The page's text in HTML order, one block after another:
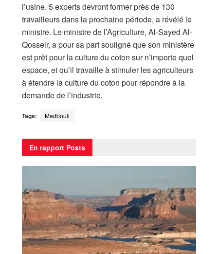
l’usine. 5 experts devront former près de 130
travailleurs dans la prochaine période, a révélé le
ministre. Le ministre de l’Agriculture, Al-Sayed Al-
Qosseir, a pour sa part souligné que son ministère
est prêt pour la culture du coton sur n’importe quel
espace, et qu’il travaille à stimuler les agriculteurs
à étendre la culture du coton pour répondre à la
demande de l’industrie.
Tags: Madbouli
En rapport Posts